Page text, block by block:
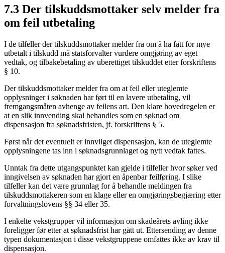
7.3 Der tilskuddsmottaker selv melder fra
om feil utbetaling
I de tilfeller der tilskuddsmottaker melder fra om å ha fått for mye
utbetalt i tilskudd må statsforvalter vurdere omgjøring av eget
vedtak, og tilbakebetaling av uberettiget tilskuddet etter forskriftens
§ 10.
Der tilskuddsmottaker melder fra om at feil eller uteglemte
opplysninger i søknaden har ført til en lavere utbetaling, vil
fremgangsmåten avhenge av feilens art. Den klare hovedregelen er
at en slik innvending skal behandles som en søknad om
dispensasjon fra søknadsfristen, jf. forskriftens § 5.
Først når det eventuelt er innvilget dispensasjon, kan de uteglemte
opplysningene tas inn i søknadsgrunnlaget og nytt vedtak fattes.
Unntak fra dette utgangspunktet kan gjelde i tilfeller hvor søker ved
inngivelsen av søknaden har gjort en åpenbar feilføring. I slike
tilfeller kan det være grunnlag for å behandle meldingen fra
tilskuddsmottakeren som en klage eller en omgjøringsbegjæring etter
forvaltningslovens §§ 34 eller 35.
I enkelte vekstgrupper vil informasjon om skadeårets avling ikke
foreligger før etter at søknadsfrist har gått ut. Ettersending av denne
typen dokumentasjon i disse vekstgruppene omfattes ikke av krav til
dispensasjon.